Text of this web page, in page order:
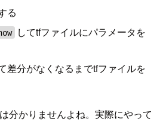
る
してtfファイルにパラメータを
差分がなくなるまでtfファイルを
分かりませんよね。実際にやって